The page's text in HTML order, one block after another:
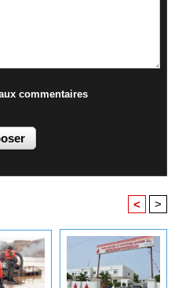
commentaires
< >